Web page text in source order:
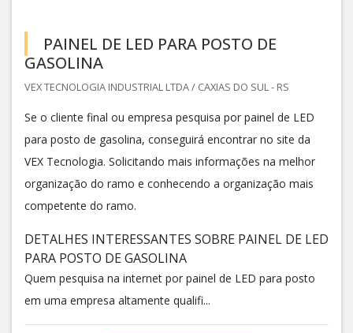
PAINEL DE LED PARA POSTO DE
GASOLINA
VEX TECNOLOGIA INDUSTRIAL LTDA / CAXIAS DO SUL - RS
Se o cliente final ou empresa pesquisa por painel de LED
para posto de gasolina, conseguirá encontrar no site da
VEX Tecnologia. Solicitando mais informações na melhor
organização do ramo e conhecendo a organização mais
competente do ramo.
DETALHES INTERESSANTES SOBRE PAINEL DE LED
PARA POSTO DE GASOLINA
Quem pesquisa na internet por painel de LED para posto
em uma empresa altamente qualifi...